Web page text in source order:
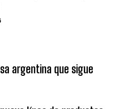
argentina que sigue